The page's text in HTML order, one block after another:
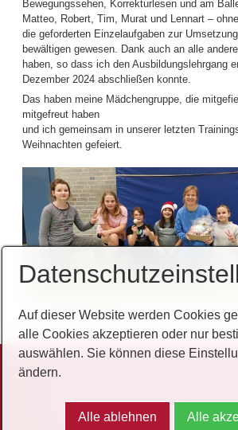
Bewegungssehen, Korrekturlesen und am
Matteo, Robert, Tim, Murat und Lennart –
die geforderten Einzelaufgaben zur
bewältigen gewesen. Dank auch an alle
haben, so dass ich den Ausbildungslehrgang
Dezember 2024 abschließen konnte.
Das haben meine Mädchengruppe, die
mitgefreut haben
und ich gemeinsam in unserer letzten
Weihnachten gefeiert.
Startseite
© 2026 Turngemeinde
Auf dieser Website werden Cookies
alle Cookies akzeptieren oder nur
auswählen. Sie können diese
ändern.
Alle ablehnen Alle